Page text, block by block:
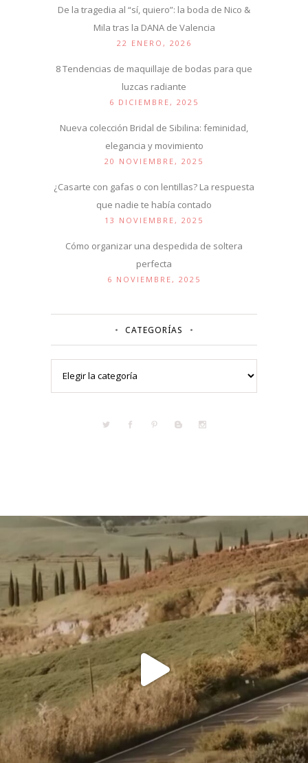
De la tragedia al “sí, quiero”: la boda de Nico &
Mila tras la DANA de Valencia
22 ENERO, 2026
8 Tendencias de maquillaje de bodas para que
luzcas radiante
6 DICIEMBRE, 2025
Nueva colección Bridal de Sibilina: feminidad,
elegancia y movimiento
20 NOVIEMBRE, 2025
¿Casarte con gafas o con lentillas? La respuesta
que nadie te había contado
13 NOVIEMBRE, 2025
Cómo organizar una despedida de soltera
perfecta
6 NOVIEMBRE, 2025
CATEGORÍAS